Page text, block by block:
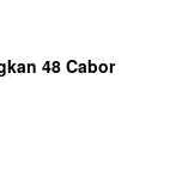
48 Cabor